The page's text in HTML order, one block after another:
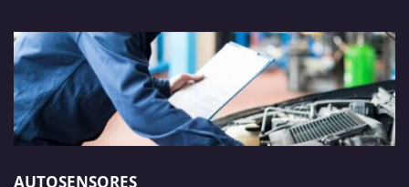
AUTOSENSORES